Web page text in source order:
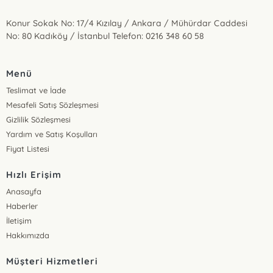
Konur Sokak No: 17/4 Kızılay / Ankara / Mühürdar Caddesi
No: 80 Kadıköy / İstanbul Telefon: 0216 348 60 58
Menü
Teslimat ve İade
Mesafeli Satış Sözleşmesi
Gizlilik Sözleşmesi
Yardım ve Satış Koşulları
Fiyat Listesi
Hızlı Erişim
Anasayfa
Haberler
İletişim
Hakkımızda
Müşteri Hizmetleri